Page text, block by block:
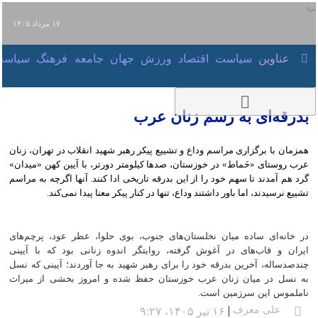
۱۷ مرداد ۱۴۰۵
عناوین‌ سیاست اقتصاد ورزش جهان جامعه فرهنگ
بدرقه‌ای به رسم زنان عرب
همزمان با برگزاری مراسم وداع و تشییع پیکر رهبر شهید انقلاب در تهران، زنان عرب
روستای «خَماط» در خوزستان، صدها کیلومتر دورتر، با آیین کهن «میدان» گرد هم
آمدند تا سهم خود را از این بدرقه تاریخی ادا کنند. آنها اگرچه به مراسم تشییع
نرسیدند، اما باور داشتند وداع، تنها در کنار پیکر معنا پیدا نمی‌کند.
در خانه‌ای ساده میان نخلستان‌های جنوب، بوی حلوا، عطر عود، پرچم‌های ایران و
قاب‌های در آغوش گرفته، روایتگر اندوه زنانی بود که با آیینی چندصدساله، آخرین
بدرقه خود را برای رهبر شهید به جا آوردند؛ آیینی که نسل به نسل در میان زنان
عرب خوزستان حفظ شده و امروز بخشی از میراث ناملموس این سرزمین است.
علی معرف ۱۶ تیر ۱۴۰۵، ۹:۲۷